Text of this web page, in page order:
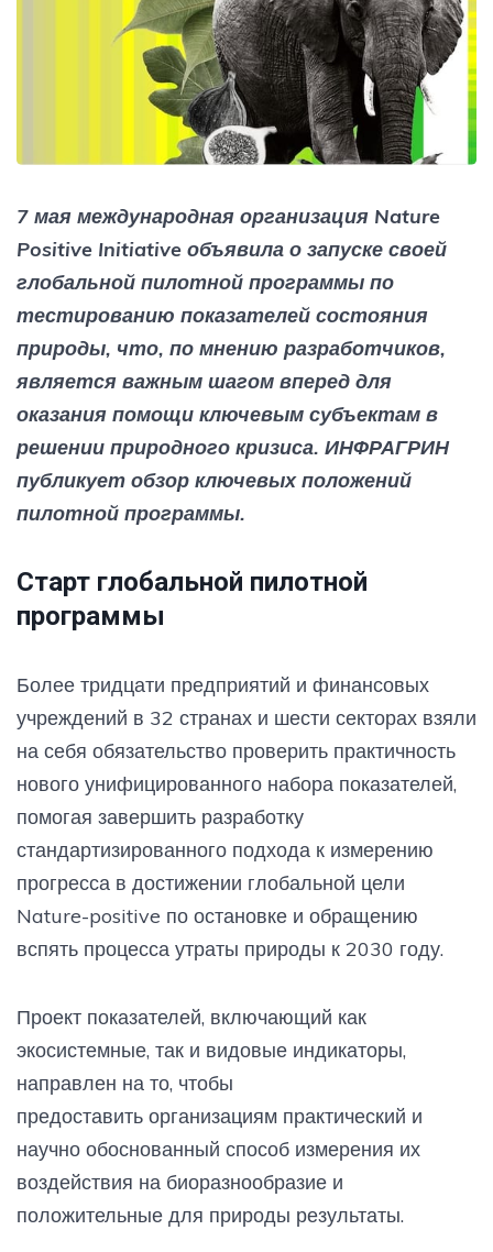
7 мая международная организация Nature
Positive Initiative объявила о запуске своей
глобальной пилотной программы по
тестированию показателей состояния
природы, что, по мнению разработчиков,
является важным шагом вперед для
оказания помощи ключевым субъектам в
решении природного кризиса. ИНФРАГРИН
публикует обзор ключевых положений
пилотной программы.
Старт глобальной пилотной
программы
Более тридцати предприятий и финансовых
учреждений в 32 странах и шести секторах взяли
на себя обязательство проверить практичность
нового унифицированного набора показателей,
помогая завершить разработку
стандартизированного подхода к измерению
прогресса в достижении глобальной цели
Nature-positive по остановке и обращению
вспять процесса утраты природы к 2030 году.
Проект показателей, включающий как
экосистемные, так и видовые индикаторы,
направлен на то, чтобы
предоставить организациям практический и
научно обоснованный способ измерения их
воздействия на биоразнообразие и
положительные для природы результаты.